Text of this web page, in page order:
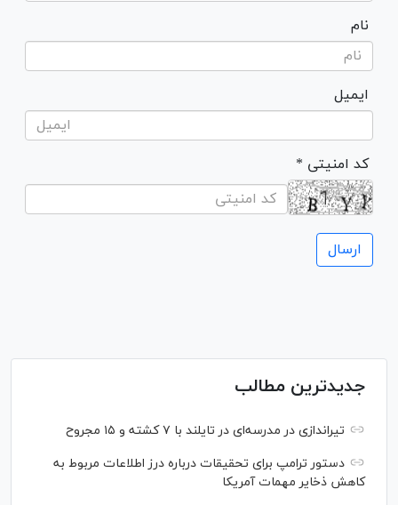
نام
ایمیل
* کد امنیتی
جدیدترین مطالب
تیراندازی در مدرسه‌ای در تایلند با ۷ کشته و ۱۵ مجروح
دستور ترامپ برای تحقیقات درباره درز اطلاعات مربوط به
کاهش ذخایر مهمات آمریکا